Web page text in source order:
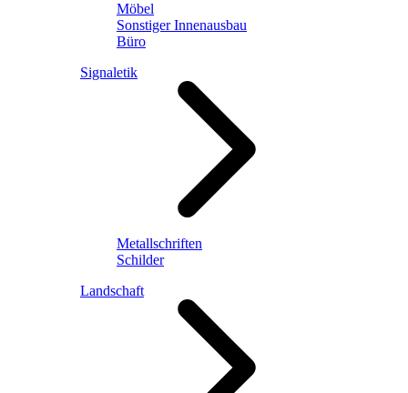
Möbel
Sonstiger Innenausbau
Büro
Signaletik
Metallschriften
Schilder
Landschaft